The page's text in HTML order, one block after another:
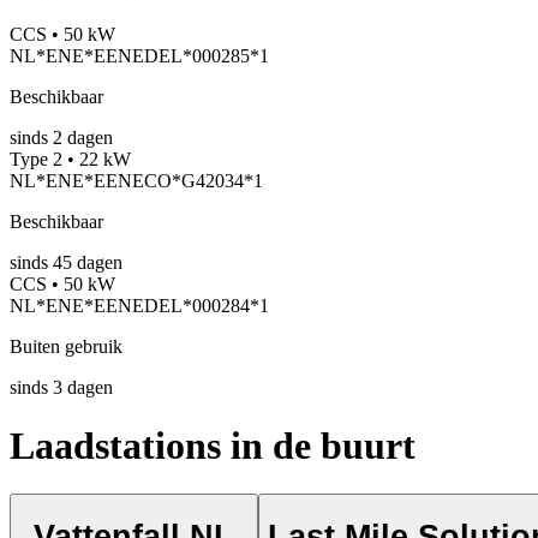
CCS • 50 kW
NL*ENE*EENEDEL*000285*1
Beschikbaar
sinds 2 dagen
Type 2 • 22 kW
NL*ENE*EENECO*G42034*1
Beschikbaar
sinds 45 dagen
CCS • 50 kW
NL*ENE*EENEDEL*000284*1
Buiten gebruik
sinds 3 dagen
Laadstations in de buurt